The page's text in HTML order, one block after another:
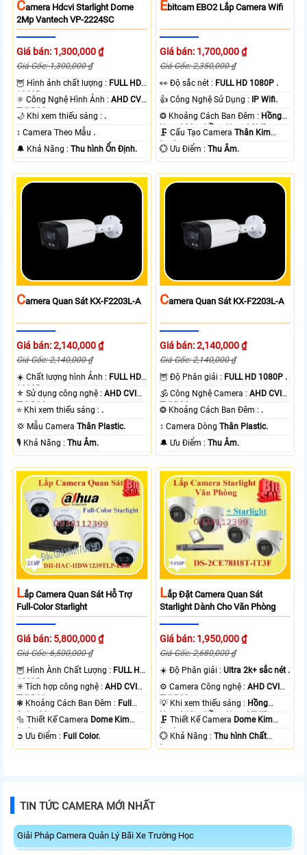
CAmera Hdcvi Starlight Dome
2Mp Vantech VP-2224SC
Giá bán: 1,300,000 ₫
Giá Gốc: 1,300,000 ₫
🦉 Hình ảnh chất lượng : FULL HD
1080P .
⚛️ Công Nghệ Hình Ảnh :AHD CVI
TVI BCS.
🌙 Khi xem thiếu sáng : .
↕️ Camera Theo Mẫu .
️🔔 Khả Năng :Thu hình Ổn Định.
EBitcam EBO2 Lắp Camera Wifi
Giá bán: 1,700,000 ₫
Giá Gốc: 2,350,000 ₫
️👀 Độ sắc nét : FULL HD 1080P .
👍 Công Nghệ Sử Dụng : IP Wifi.
❂ Khoảng Cách Ban Đêm : Hồng
Ngoại 20m Hồng Ngoại SMD.
🗜️ Cấu Tạo CameraThân Kim
Loại.
️💮 Ưu Điểm :Thu Âm.
CAmera Quan Sát KX-F2203L-A
Giá bán: 2,140,000 ₫
Giá Gốc: 2,140,000 ₫
☀️ Chất lượng hình Ảnh : FULL HD
1080P .
⚜️ Sử dụng công nghệ :AHD CVI
TVI BCS.
⭐ Khi xem thiếu sáng : .
💢 Mẫu CameraThân Plastic.
️🎙 Khả Năng :Thu Âm.
CAmera Quan Sát KX-F2203L-A
Giá bán: 2,140,000 ₫
Giá Gốc: 2,140,000 ₫
🦉 Độ Phân giải : FULL HD 1080P .
🕉️ Công Nghệ Camera :AHD CVI
TVI BCS.
❂ Khoảng Cách Ban Đêm : .
↕️ Camera DòngThân Plastic.
️🔔 Ưu Điểm :Thu Âm.
LẮp Camera Quan Sát Hỗ Trợ
Full-Color Starlight
Giá bán: 5,800,000 ₫
Giá Gốc: 6,500,000 ₫
🦉 Hình Ành Chất Lượng : FULL HD
1080P .
✳️ Tích hợp công nghệ :AHD CVI
TVI BCS.
❃ Khoảng Cách Ban Đêm : Full
Color 20m .
🔩 Thiết Kế Camera Dome Kim
loại.
️➲ Ưu Điểm : Full Color.
LẮp Đặt Camera Quan Sát
Starlight Dành Cho Văn Phòng
Giá bán: 1,950,000 ₫
Giá Gốc: 2,680,000 ₫
☀️ Độ Phân giải :Ultra 2k+ sắc nét .
⚙ Camera Công nghệ :AHD CVI
TVI BCS.
💡 Khi xem thiếu sáng : Hồng
Ngoại 60m Hồng Ngoại EXIR.
🗜️ Thiết Kế Camera Dome Kim
Loại.
️💮 Khả Năng :Thu hình Chất
Lượng.
TIN TỨC CAMERA MỚI NHẤT
Giải Pháp Camera Quản Lý Bãi Xe Trường Học